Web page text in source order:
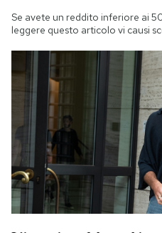
Se avete un reddito inferiore ai
leggere questo articolo vi causi